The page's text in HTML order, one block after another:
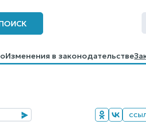
Изменения в законодательстве